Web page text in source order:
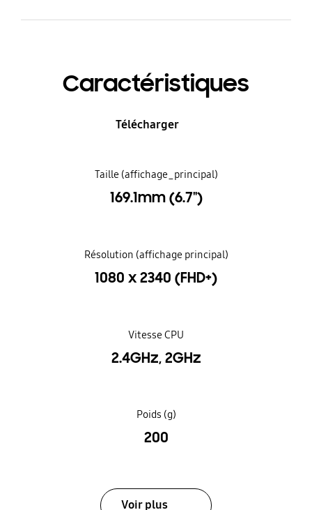
Caractéristiques
Télécharger
Taille (affichage_principal)
169.1mm (6.7")
Résolution (affichage principal)
1080 x 2340 (FHD+)
Vitesse CPU
2.4GHz, 2GHz
Poids (g)
200
Voir plus